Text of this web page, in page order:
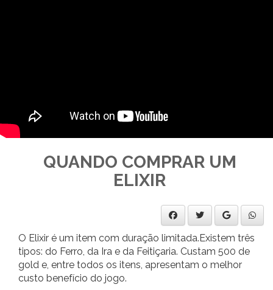
QUANDO COMPRAR UM
ELIXIR
O Elixir é um item com duração limitada.Existem três
tipos: do Ferro, da Ira e da Feitiçaria. Custam 500 de
gold e, entre todos os itens, apresentam o melhor
custo benefício do jogo.